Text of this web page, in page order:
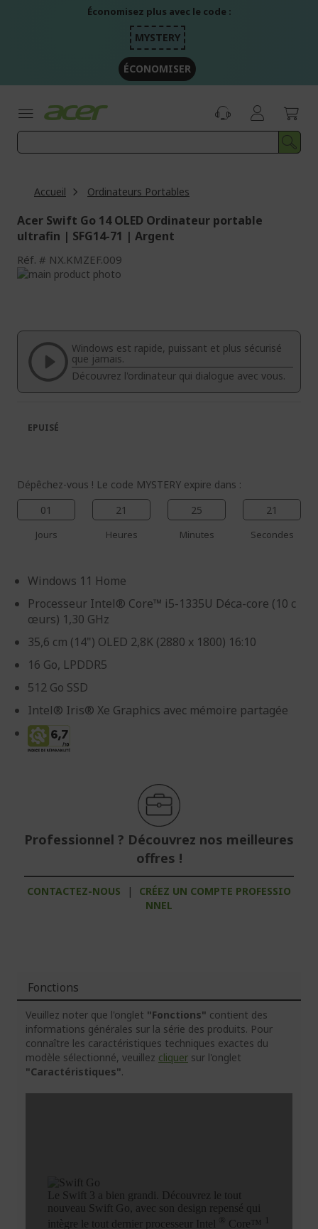
Économisez plus avec le code :
MYSTERY
ÉCONOMISER
Accueil Ordinateurs Portables
Acer Swift Go 14 OLED Ordinateur portable
ultrafin | SFG14-71 | Argent
Réf. NX.KMZEF.009
Passer
de
galerie
d’images
de
Galerie
d’images
Windows est rapide, puissant et plus sécurisé
que jamais.
Découvrez l'ordinateur qui dialogue avec vous.
Dépêchez-vous ! Le code MYSTERY expire dans :
01
Jours
21
Heures
25
Minutes
21
Secondes
Windows 11 Home
Processeur Intel® Core™ i5-1335U Déca-core (10 c
œurs) 1,30 GHz
35,6 cm (14") OLED 2,8K (2880 x 1800) 16:10
16 Go, LPDDR5
512 Go SSD
Intel® Iris® Xe Graphics avec mémoire partagée
Professionnel ? Découvrez nos meilleures
offres !
CONTACTEZ-NOUS |
CRÉEZ UN COMPTE PROFESSIO
NNEL
EPUISÉ
Fonctions
Veuillez noter que l'onglet "Fonctions" contient des
informations générales sur la série des produits. Pour
connaître les caractéristiques techniques exactes du
modèle sélectionné, veuillez cliquer sur l'onglet
"Caractéristiques".